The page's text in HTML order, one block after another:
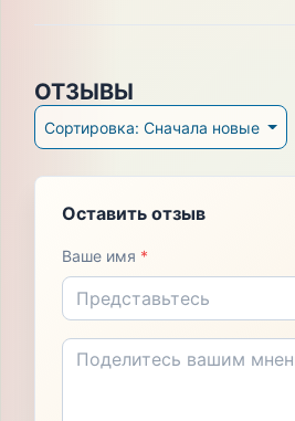
ОТЗЫВЫ
Сортировка: Сначала новые
Оставить отзыв
Ваше имя *